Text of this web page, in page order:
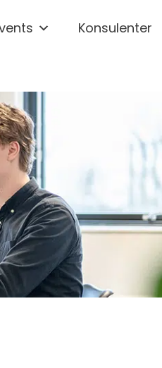
Konsulenter